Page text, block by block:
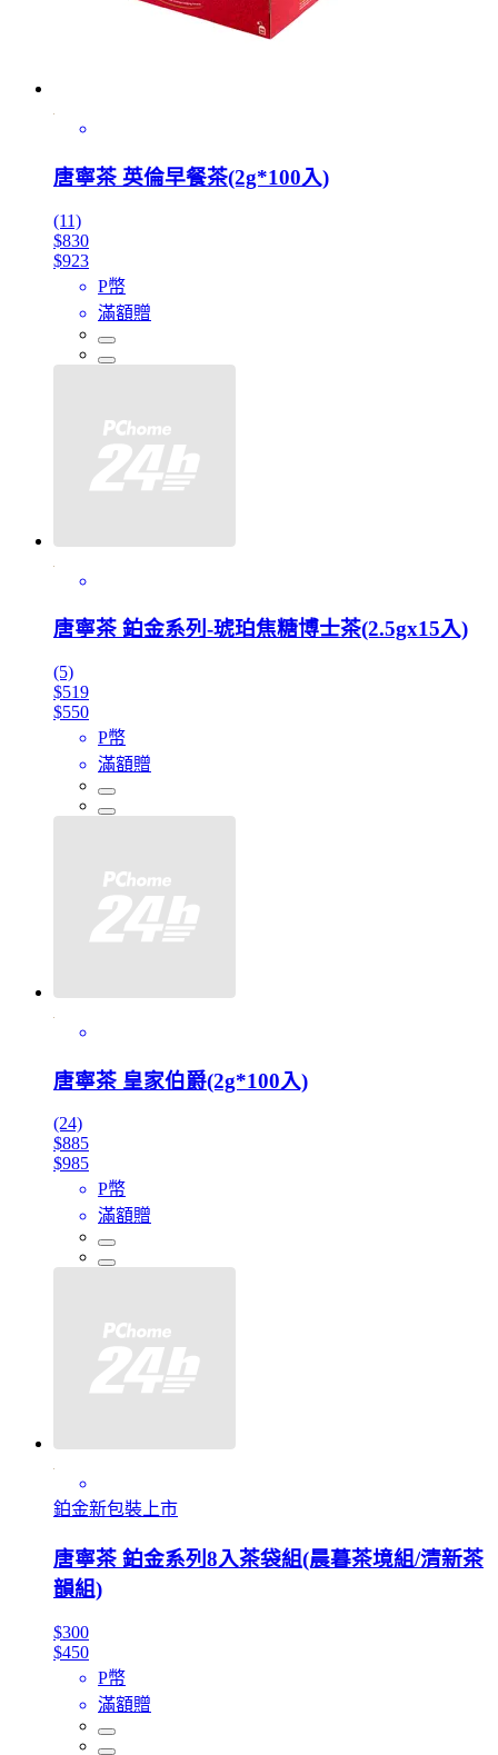
唐寧茶 英倫早餐茶(2g*100入)
(11)
$830
$923
P幣
滿額贈
唐寧茶 鉑金系列-琥珀焦糖博士茶(2.5gx15入)
(5)
$519
$550
P幣
滿額贈
唐寧茶 皇家伯爵(2g*100入)
(24)
$885
$985
P幣
滿額贈
鉑金新包裝上市
唐寧茶 鉑金系列8入茶袋組(晨暮茶境組/清新茶
韻組)
$300
$450
P幣
滿額贈